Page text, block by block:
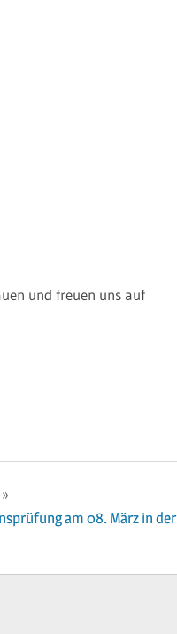
und freuen uns auf
am 08. März in der